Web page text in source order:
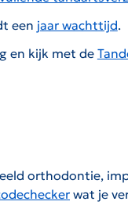
een jaar wachttijd.
en kijk met de
orthodontie,
wat je